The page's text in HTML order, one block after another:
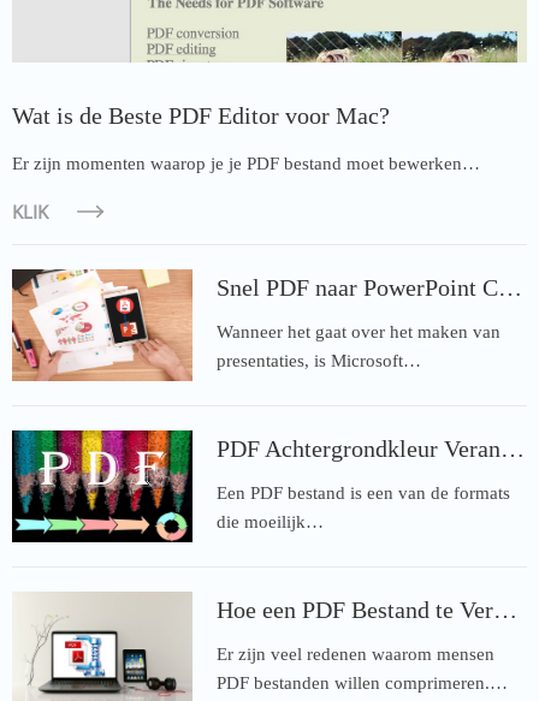
Wat is de Beste PDF Editor voor Mac?
Er zijn momenten waarop je je PDF bestand moet bewerken…
KLIK
Snel PDF naar PowerPoint Converteren op Android
Wanneer het gaat over het maken van
presentaties, is Microsoft…
PDF Achtergrondkleur Veranderen Online of op Desktop
Een PDF bestand is een van de formats
die moeilijk…
Hoe een PDF Bestand te Verkleinen
Er zijn veel redenen waarom mensen
PDF bestanden willen comprimeren.…